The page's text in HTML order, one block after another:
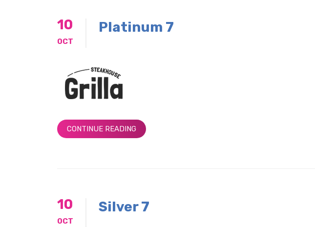
10
OCT
Platinum 7
CONTINUE READING
10
OCT
Silver 7